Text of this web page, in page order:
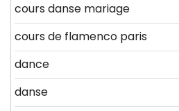
cours danse mariage
cours de flamenco paris
dance
danse